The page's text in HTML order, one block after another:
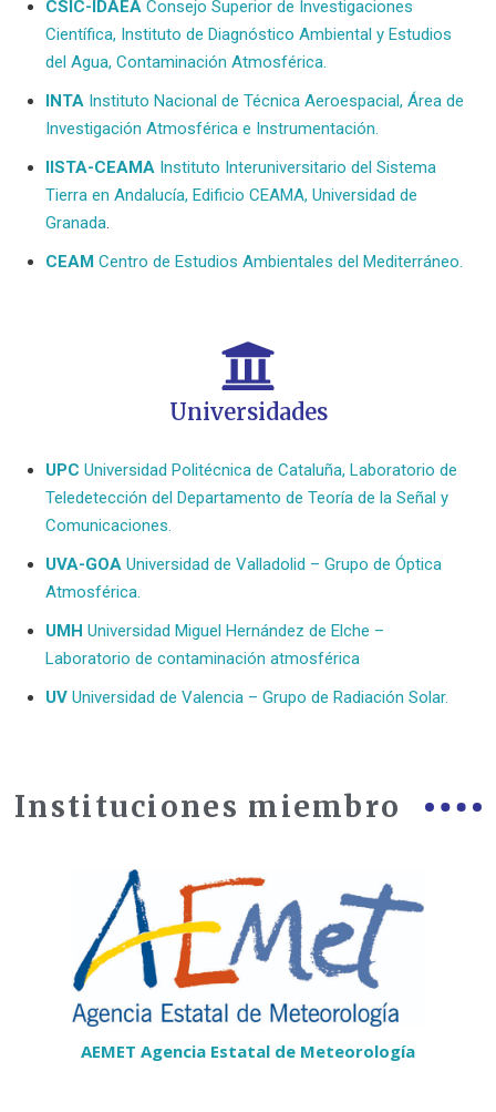
CSIC-IDAEA Consejo Superior de Investigaciones
Científica, Instituto de Diagnóstico Ambiental y Estudios
del Agua, Contaminación Atmosférica.
INTA Instituto Nacional de Técnica Aeroespacial, Área de
Investigación Atmosférica e Instrumentación.
IISTA-CEAMA Instituto Interuniversitario del Sistema
Tierra en Andalucía, Edificio CEAMA, Universidad de
Granada.
CEAM Centro de Estudios Ambientales del Mediterráneo.
Universidades
UPC Universidad Politécnica de Cataluña, Laboratorio de
Teledetección del Departamento de Teoría de la Señal y
Comunicaciones.
UVA-GOA Universidad de Valladolid – Grupo de Óptica
Atmosférica.
UMH Universidad Miguel Hernández de Elche –
Laboratorio de contaminación atmosférica
UV Universidad de Valencia – Grupo de Radiación Solar.
Instituciones miembro
AEMET Agencia Estatal de Meteorología